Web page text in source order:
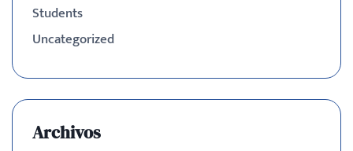
Students
Uncategorized
Archivos